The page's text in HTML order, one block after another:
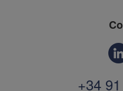
+34